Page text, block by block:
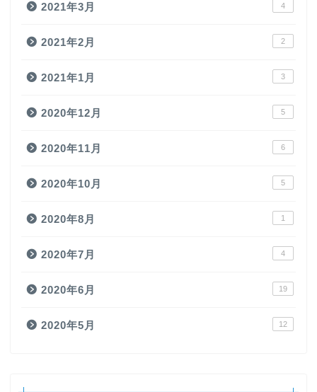
2021年3月 4
2021年2月 2
2021年1月 3
2020年12月 5
2020年11月 6
2020年10月 5
2020年8月 1
2020年7月 4
2020年6月 19
2020年5月 12